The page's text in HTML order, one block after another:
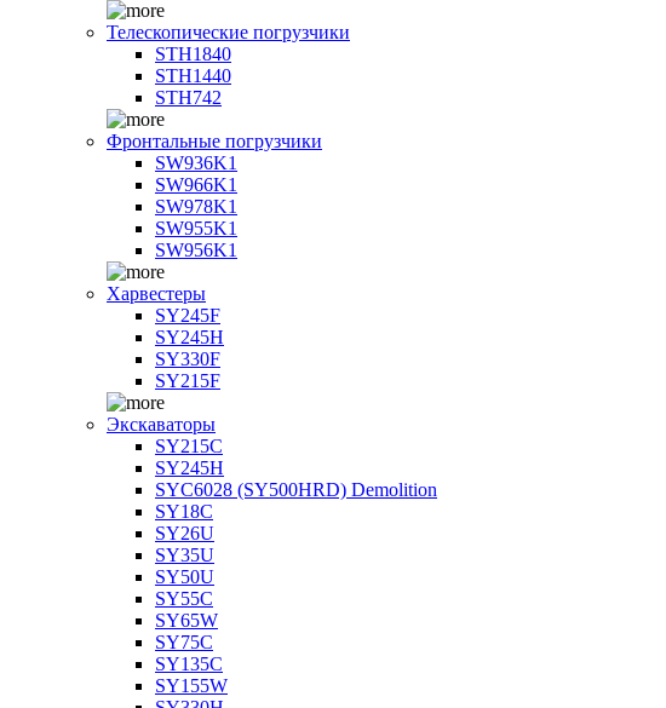
Телескопические погрузчики
STH1840
STH1440
STH742
Фронтальные погрузчики
SW936K1
SW966K1
SW978K1
SW955K1
SW956K1
Харвестеры
SY245F
SY245H
SY330F
SY215F
Экскаваторы
SY215C
SY245H
SYC6028 (SY500HRD) Demolition
SY18C
SY26U
SY35U
SY50U
SY55C
SY65W
SY75C
SY135C
SY155W